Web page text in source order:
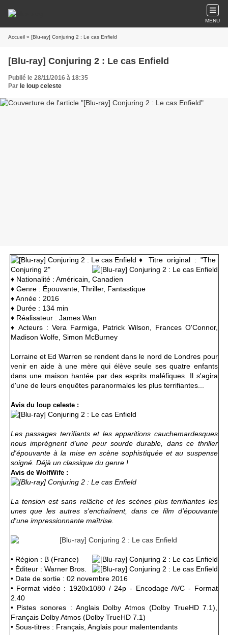
MENU
Accueil » [Blu-ray] Conjuring 2 : Le cas Enfield
[Blu-ray] Conjuring 2 : Le cas Enfield
Publié le 28/11/2016 à 18:35
Par le loup celeste
♦ Titre original : "The
Conjuring 2"
♦ Nationalité : Américain, Canadien
♦ Genre : Épouvante, Thriller, Fantastique
♦ Année : 2016
♦ Durée : 134 min
♦ Réalisateur : James Wan
♦ Acteurs :Vera Farmiga, Patrick Wilson, Frances O'Connor,
Madison Wolfe, Simon McBurney
Lorraine et Ed Warren se rendent dans le nord de Londres pour
venir en aide à une mère qui élève seule ses quatre enfants
dans une maison hantée par des esprits maléfiques. Il s'agira
d'une de leurs enquêtes paranormales les plus terrifiantes...
Avis du loup celeste :
Les passages terrifiants et les apparitions cauchemardesques
nous imprègnent d'une peur sourde durable, dans ce thriller
d'épouvante à la mise en scène sophistiquée et au suspense
soigné. Déjà un classique du genre !
Avis de WolfWife :
La tension est sans relâche et les scènes plus terrifiantes les
unes que les autres s'enchaînent, dans ce film d'épouvante
d'une impressionnante maîtrise.
• Région : B (France)
• Éditeur : Warner Bros.
• Date de sortie : 02 novembre 2016
• Format vidéo : 1920x1080 / 24p - Encodage AVC - Format
2.40
• Pistes sonores : Anglais Dolby Atmos (Dolby TrueHD 7.1),
Français Dolby Atmos (Dolby TrueHD 7.1)
• Sous-titres : Français, Anglais pour malentendants